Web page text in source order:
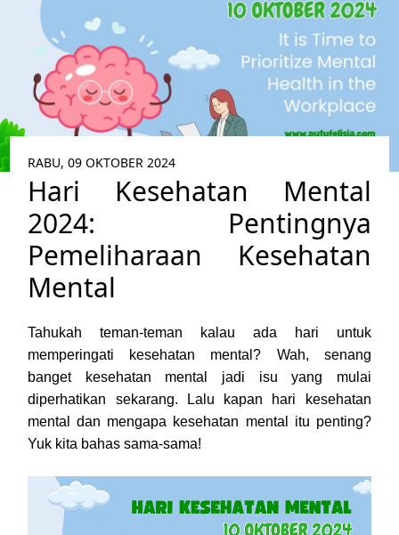
RABU, 09 OKTOBER 2024
Hari Kesehatan Mental
2024: Pentingnya
Pemeliharaan Kesehatan
Mental
Tahukah teman-teman kalau ada hari untuk
memperingati kesehatan mental? Wah, senang
banget kesehatan mental jadi isu yang mulai
diperhatikan sekarang. Lalu kapan hari kesehatan
mental dan mengapa kesehatan mental itu penting?
Yuk kita bahas sama-sama!